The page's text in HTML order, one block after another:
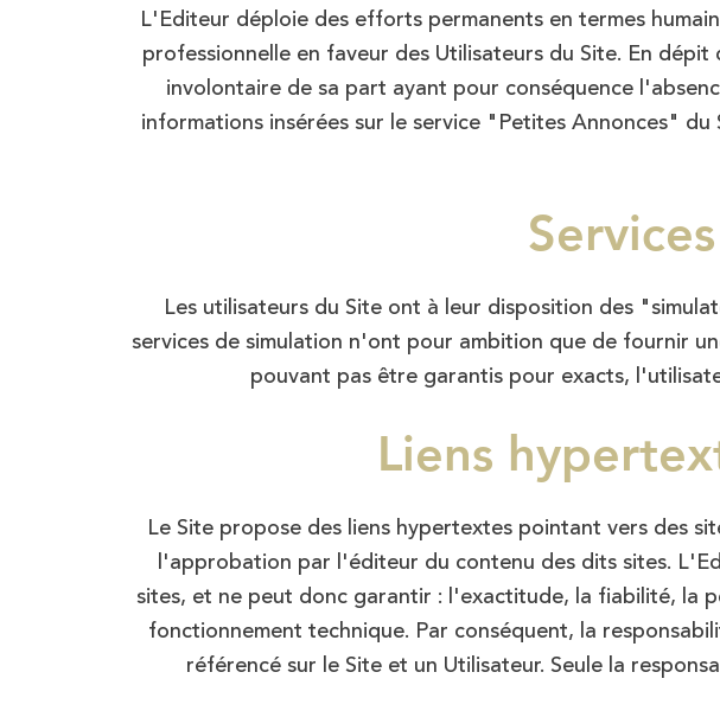
L'Editeur déploie des efforts permanents en termes
professionnelle en faveur des Utilisateurs du Site. En
involontaire de sa part ayant pour conséquence
informations insérées sur le service "Petites Annonces"
Les utilisateurs du Site ont à leur disposition des
services de simulation n'ont pour ambition que de fournir
pouvant pas être garantis pour exacts,
Liens
Le Site propose des liens hypertextes pointant vers des
l'approbation par l'éditeur du contenu des dits sites.
sites, et ne peut donc garantir : l'exactitude, la fiabilité, la
fonctionnement technique. Par conséquent, la
référencé sur le Site et un Utilisateur. Seule la